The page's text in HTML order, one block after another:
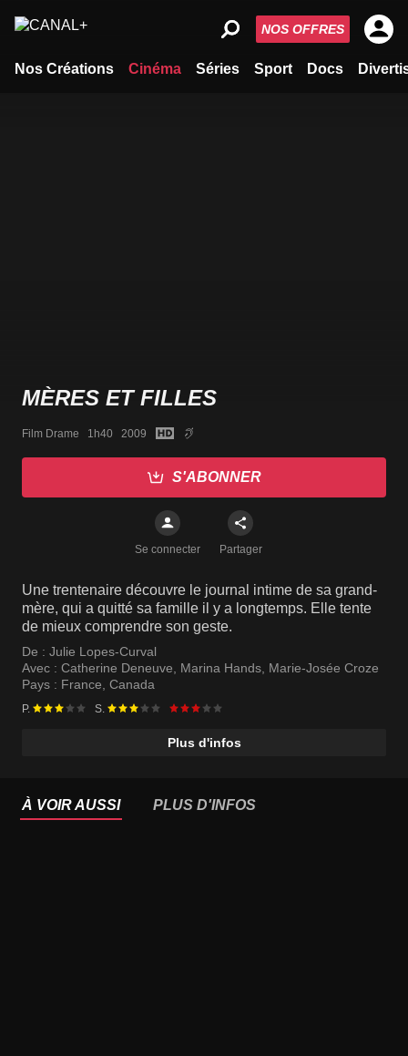
Nos Créations Cinéma Séries Sport Docs
NOS OFFRES
MÈRES ET FILLES
Film Drame   1h40   2009
S'ABONNER
Se connecter Partager
Une trentenaire découvre le journal intime de sa grand-
mère, qui a quitté sa famille il y a longtemps. Elle tente
de mieux comprendre son geste.
De : Julie Lopes-Curval
Avec : Catherine Deneuve Marina Hands Marie-Josée Croze
Pays : France Canada
P. S.
Plus d'infos
À VOIR AUSSI PLUS D'INFOS